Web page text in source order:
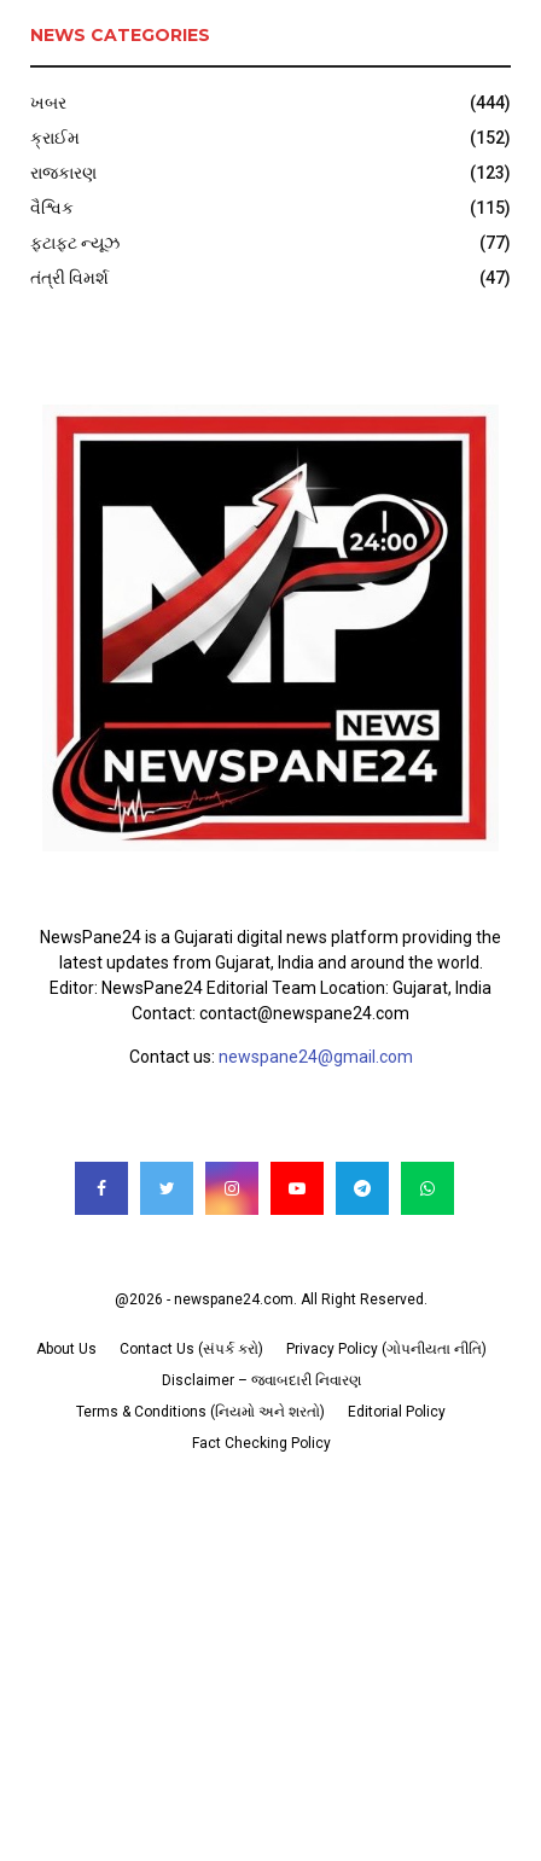
NEWS CATEGORIES
ખબર
(444)
ક્રાઈમ
(152)
રાજકારણ
(123)
વૈશ્વિક
(115)
ફટાફટ ન્યૂઝ
(77)
તંત્રી વિમર્શ
(47)
NewsPane24 is a Gujarati digital news platform providing the
latest updates from Gujarat, India and around the world.
Editor: NewsPane24 Editorial Team Location: Gujarat, India
Contact: contact@newspane24.com
Contact us: newspane24@gmail.com
@2026 - newspane24.com. All Right Reserved.
About Us Contact Us (સંપર્ક કરો)
Privacy Policy (ગોપનીયતા નીતિ)
Disclaimer – જવાબદારી નિવારણ
Terms & Conditions (નિયમો અને શરતો)
Editorial Policy
Fact Checking Policy